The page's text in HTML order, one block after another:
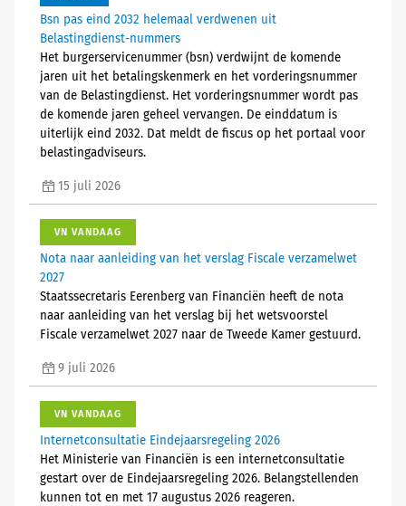
Bsn pas eind 2032 helemaal verdwenen uit
Belastingdienst-nummers
Het burgerservicenummer (bsn) verdwijnt de komende
jaren uit het betalingskenmerk en het vorderingsnummer
van de Belastingdienst. Het vorderingsnummer wordt pas
de komende jaren geheel vervangen. De einddatum is
uiterlijk eind 2032. Dat meldt de fiscus op het portaal voor
belastingadviseurs.
15 juli 2026
VN VANDAAG
Nota naar aanleiding van het verslag Fiscale verzamelwet
2027
Staatssecretaris Eerenberg van Financiën heeft de nota
naar aanleiding van het verslag bij het wetsvoorstel
Fiscale verzamelwet 2027 naar de Tweede Kamer gestuurd.
9 juli 2026
VN VANDAAG
Internetconsultatie Eindejaarsregeling 2026
Het Ministerie van Financiën is een internetconsultatie
gestart over de Eindejaarsregeling 2026. Belangstellenden
kunnen tot en met 17 augustus 2026 reageren.